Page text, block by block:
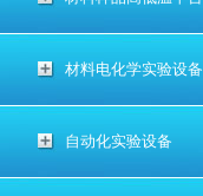
材料电化学实验设备
自动化实验设备